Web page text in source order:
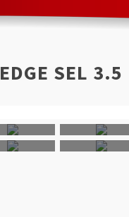
EDGE SEL 3.5